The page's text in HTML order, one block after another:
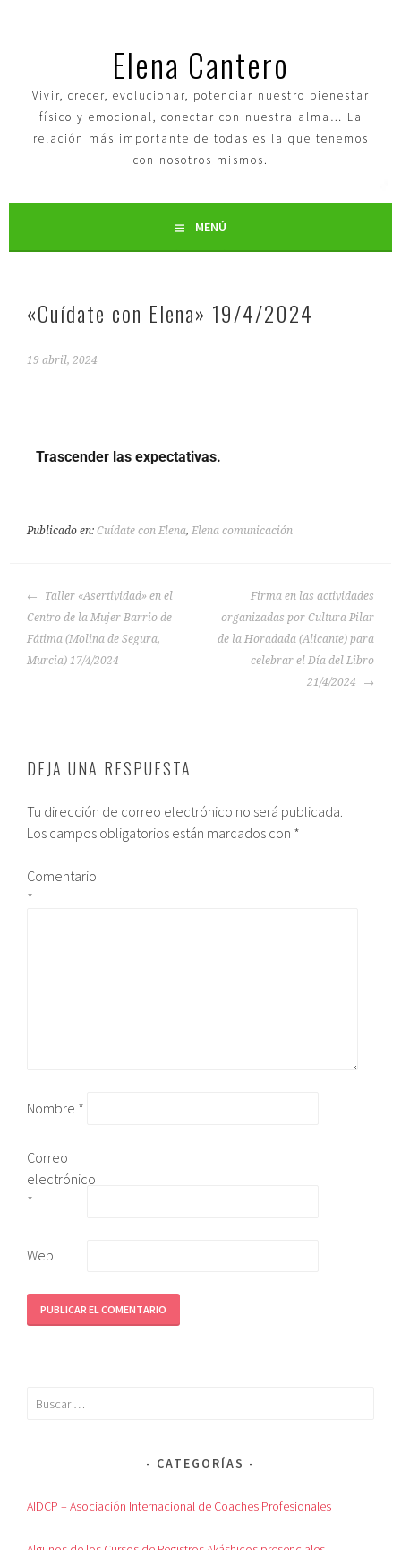
Elena Cantero
Vivir, crecer, evolucionar, potenciar nuestro bienestar
físico y emocional, conectar con nuestra alma… La
relación más importante de todas es la que tenemos
con nosotros mismos.
MENÚ
«Cuídate con Elena» 19/4/2024
19 abril, 2024
Trascender las expectativas.
Publicado en:Cuídate con Elena,Elena comunicación
Taller «Asertividad» en el
Centro de la Mujer Barrio de
Fátima (Molina de Segura,
Murcia) 17/4/2024
Firma en las actividades
organizadas por Cultura Pilar
de la Horadada (Alicante) para
celebrar el Día del Libro
21/4/2024
DEJA UNA RESPUESTA
Tu dirección de correo electrónico no será publicada.
Los campos obligatorios están marcados con *
Comentario
*
Nombre *
Correo
electrónico
*
Web
CATEGORÍAS
AIDCP – Asociación Internacional de Coaches Profesionales